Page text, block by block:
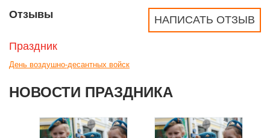
НАПИСАТЬ ОТЗЫВ
Отзывы
Праздник
День воздушно-десантных войск
НОВОСТИ ПРАЗДНИКА